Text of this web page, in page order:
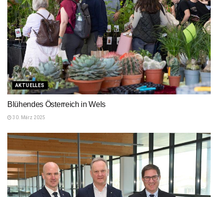
AKTUELLES
Blühendes Österreich in Wels
30. März 2025